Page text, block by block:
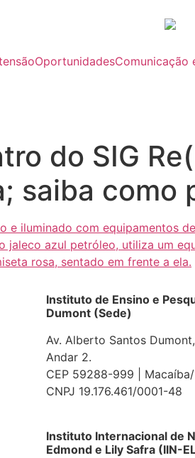
OportunidadesComunicação
do SIG
saiba como
Instituto de Ensino e
Dumont (Sede)
Av. Alberto Santos
Andar 2.
CEP 59288-999 | Macaíba/
CNPJ 19.176.461/0001-48
Instituto Internacional de
Edmond e Lily Safra (IIN-